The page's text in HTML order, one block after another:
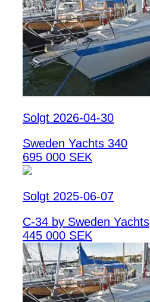
Solgt 2026-04-30
Sweden Yachts 340
695 000 SEK
Solgt 2025-06-07
C-34 by Sweden Yachts
445 000 SEK